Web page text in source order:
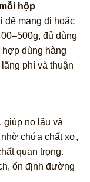
hộp
để mang đi hoặc
đủ dùng
dùng hàng
phí và thuận
giúp no lâu và
chứa chất xơ,
quan trọng.
ổn định đường